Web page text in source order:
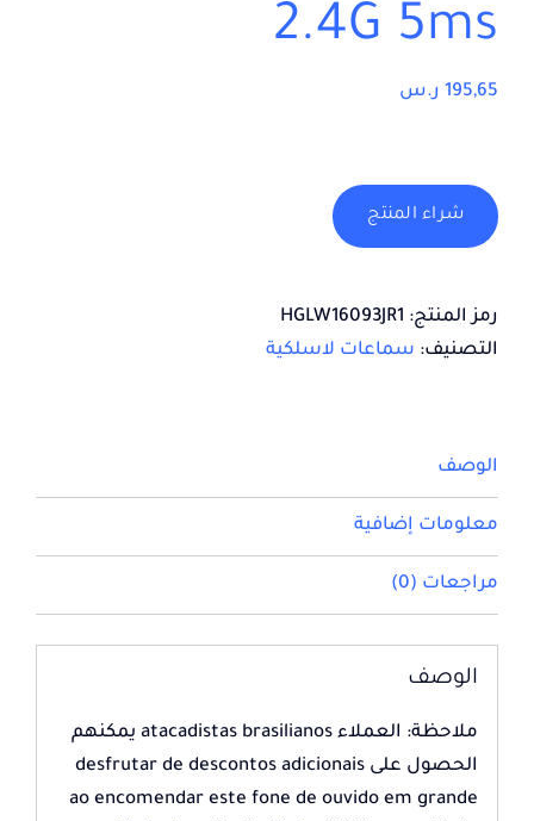
2.4G 5ms
195,65 ر.س
شراء المنتج
رمز المنتج: HGLW16093JR1
التصنيف: سماعات لاسلكية
الوصف
معلومات إضافية
مراجعات (0)
الوصف
ملاحظة: العملاء atacadistas brasilianos يمكنهم
الحصول على desfrutar de descontos adicionais
ao encomendar este fone de ouvido em grande